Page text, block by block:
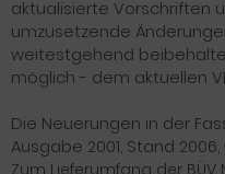
aktualisierte Vorschriften
umzusetzende
weitestgehend
möglich - dem aktuellen
Die Neuerungen in der
Ausgabe 2001, Stand